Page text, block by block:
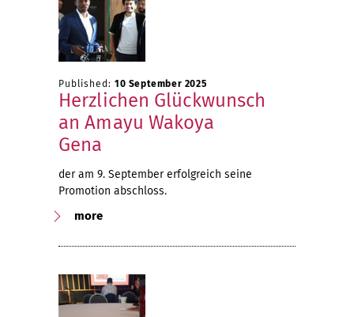
Published: 10 September 2025
Herzlichen Glückwunsch
an Amayu Wakoya
Gena
der am 9. September erfolgreich seine
Promotion abschloss.
more